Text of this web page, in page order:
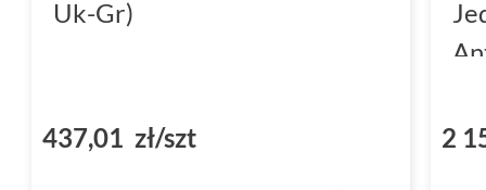
Uk-Gr)
437,01 zł/szt
2